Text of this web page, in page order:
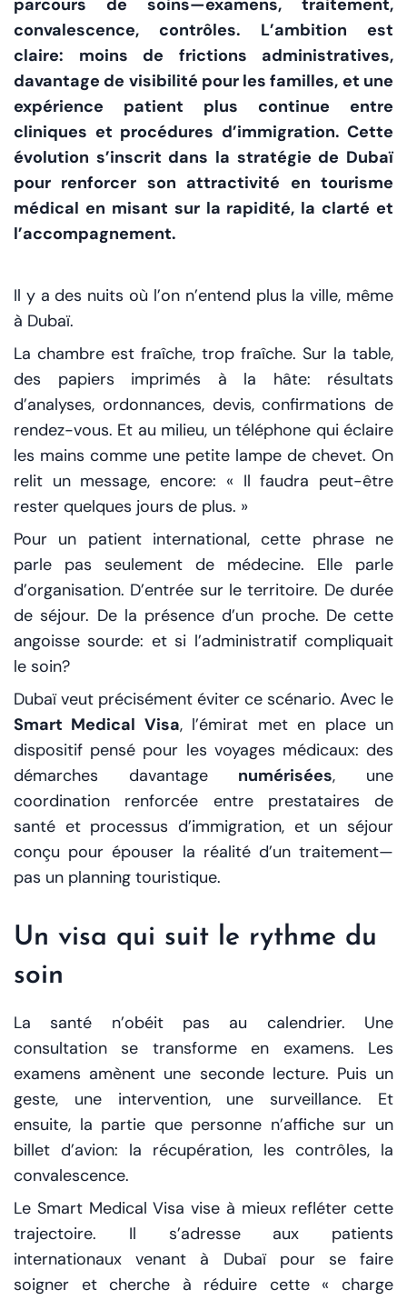
parcours de soins—examens, traitement,
convalescence, contrôles. L’ambition est
claire: moins de frictions administratives,
davantage de visibilité pour les familles, et une
expérience patient plus continue entre
cliniques et procédures d’immigration. Cette
évolution s’inscrit dans la stratégie de Dubaï
pour renforcer son attractivité en tourisme
médical en misant sur la rapidité, la clarté et
l’accompagnement.
Il y a des nuits où l’on n’entend plus la ville, même
à Dubaï.
La chambre est fraîche, trop fraîche. Sur la table,
des papiers imprimés à la hâte: résultats
d’analyses, ordonnances, devis, confirmations de
rendez-vous. Et au milieu, un téléphone qui éclaire
les mains comme une petite lampe de chevet. On
relit un message, encore: « Il faudra peut-être
rester quelques jours de plus. »
Pour un patient international, cette phrase ne
parle pas seulement de médecine. Elle parle
d’organisation. D’entrée sur le territoire. De durée
de séjour. De la présence d’un proche. De cette
angoisse sourde: et si l’administratif compliquait
le soin?
Dubaï veut précisément éviter ce scénario. Avec le
Smart Medical Visa, l’émirat met en place un
dispositif pensé pour les voyages médicaux: des
démarches davantage numérisées, une
coordination renforcée entre prestataires de
santé et processus d’immigration, et un séjour
conçu pour épouser la réalité d’un traitement—
pas un planning touristique.
Un visa qui suit le rythme du
soin
La santé n’obéit pas au calendrier. Une
consultation se transforme en examens. Les
examens amènent une seconde lecture. Puis un
geste, une intervention, une surveillance. Et
ensuite, la partie que personne n’affiche sur un
billet d’avion: la récupération, les contrôles, la
convalescence.
Le Smart Medical Visa vise à mieux refléter cette
trajectoire. Il s’adresse aux patients
internationaux venant à Dubaï pour se faire
soigner et cherche à réduire cette « charge